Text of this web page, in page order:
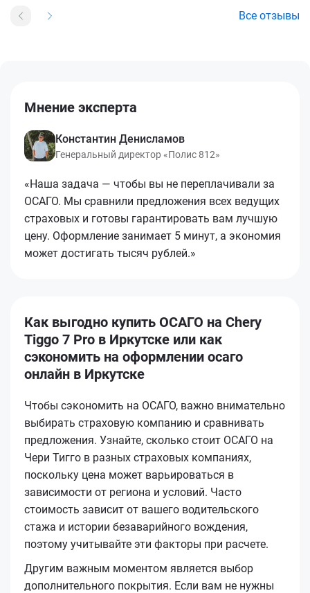
Все отзывы
Мнение эксперта
Константин Денисламов
Генеральный директор «Полис 812»
«Наша задача — чтобы вы не переплачивали за
ОСАГО. Мы сравнили предложения всех ведущих
страховых и готовы гарантировать вам лучшую
цену. Оформление занимает 5 минут, а экономия
может достигать тысяч рублей.»
Как выгодно купить ОСАГО на Chery
Tiggo 7 Pro в Иркутске или как
сэкономить на оформлении осаго
онлайн в Иркутске
Чтобы сэкономить на ОСАГО, важно внимательно
выбирать страховую компанию и сравнивать
предложения. Узнайте, сколько стоит ОСАГО на
Чери Тигго в разных страховых компаниях,
поскольку цена может варьироваться в
зависимости от региона и условий. Часто
стоимость зависит от вашего водительского
стажа и истории безаварийного вождения,
поэтому учитывайте эти факторы при расчете.
Другим важным моментом является выбор
дополнительного покрытия. Если вам не нужны